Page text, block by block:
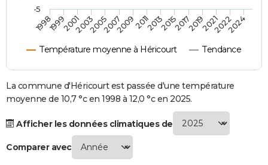
CARTE DE VOEUX
Carte de Noël
Carte Bonne année
Carte Saint-Valentin
Carte Pâques
Carte d'anniversaire
DICTIONNAIRE
Dictionnaire
Biographies
Citations
Expressions
Proverbes
PROGRAMME TV
S'inscrire
Se connecter
Lycées
Collèges
Primaires
Universités
Entreprises
Service militaire
Avis de recherche
AVIS DE DÉCÈS
FORUM
Bricolage
Lifestyle
Culture
Sport
Auto
Television
Voyage
Cinema
Température moyenne à Héricourt Tendance
199819992001200320052007200920112013201520172019202120222024
-5
La commune d'Héricourt est passée d'une température
moyenne de 10,7 °c en 1998 à 12,0 °c en 2025.
Afficher les données climatiques de
Comparer avec